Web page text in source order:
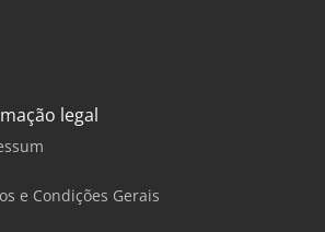
legal
e Condições Gerais